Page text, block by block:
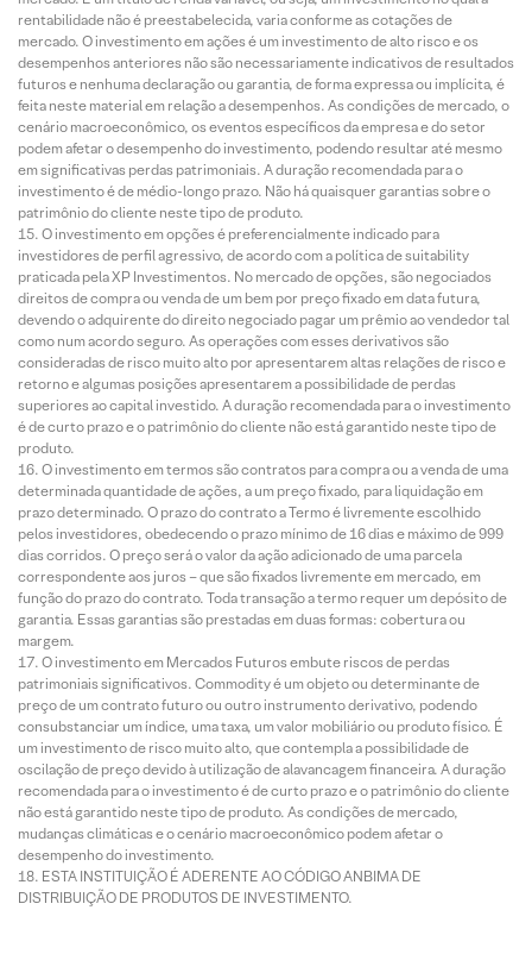
rentabilidade não é preestabelecida, varia conforme as cotações de
mercado. O investimento em ações é um investimento de alto risco e os
desempenhos anteriores não são necessariamente indicativos de resultados
futuros e nenhuma declaração ou garantia, de forma expressa ou implícita, é
feita neste material em relação a desempenhos. As condições de mercado, o
cenário macroeconômico, os eventos específicos da empresa e do setor
podem afetar o desempenho do investimento, podendo resultar até mesmo
em significativas perdas patrimoniais. A duração recomendada para o
investimento é de médio-longo prazo. Não há quaisquer garantias sobre o
patrimônio do cliente neste tipo de produto.
O investimento em opções é preferencialmente indicado para
investidores de perfil agressivo, de acordo com a política de suitability
praticada pela XP Investimentos. No mercado de opções, são negociados
direitos de compra ou venda de um bem por preço fixado em data futura,
devendo o adquirente do direito negociado pagar um prêmio ao vendedor tal
como num acordo seguro. As operações com esses derivativos são
consideradas de risco muito alto por apresentarem altas relações de risco e
retorno e algumas posições apresentarem a possibilidade de perdas
superiores ao capital investido. A duração recomendada para o investimento
é de curto prazo e o patrimônio do cliente não está garantido neste tipo de
produto.
O investimento em termos são contratos para compra ou a venda de uma
determinada quantidade de ações, a um preço fixado, para liquidação em
prazo determinado. O prazo do contrato a Termo é livremente escolhido
pelos investidores, obedecendo o prazo mínimo de 16 dias e máximo de 999
dias corridos. O preço será o valor da ação adicionado de uma parcela
correspondente aos juros – que são fixados livremente em mercado, em
função do prazo do contrato. Toda transação a termo requer um depósito de
garantia. Essas garantias são prestadas em duas formas: cobertura ou
margem.
O investimento em Mercados Futuros embute riscos de perdas
patrimoniais significativos. Commodity é um objeto ou determinante de
preço de um contrato futuro ou outro instrumento derivativo, podendo
consubstanciar um índice, uma taxa, um valor mobiliário ou produto físico. É
um investimento de risco muito alto, que contempla a possibilidade de
oscilação de preço devido à utilização de alavancagem financeira. A duração
recomendada para o investimento é de curto prazo e o patrimônio do cliente
não está garantido neste tipo de produto. As condições de mercado,
mudanças climáticas e o cenário macroeconômico podem afetar o
desempenho do investimento.
ESTA INSTITUIÇÃO É ADERENTE AO CÓDIGO ANBIMA DE
DISTRIBUIÇÃO DE PRODUTOS DE INVESTIMENTO.